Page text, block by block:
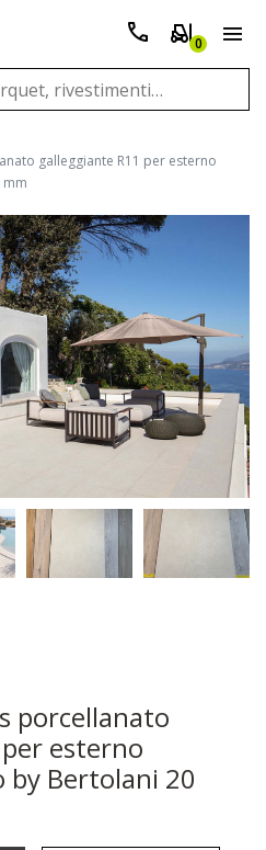
0
galleggiante R11 per esterno
mm
porcellanato
esterno
by Bertolani 20